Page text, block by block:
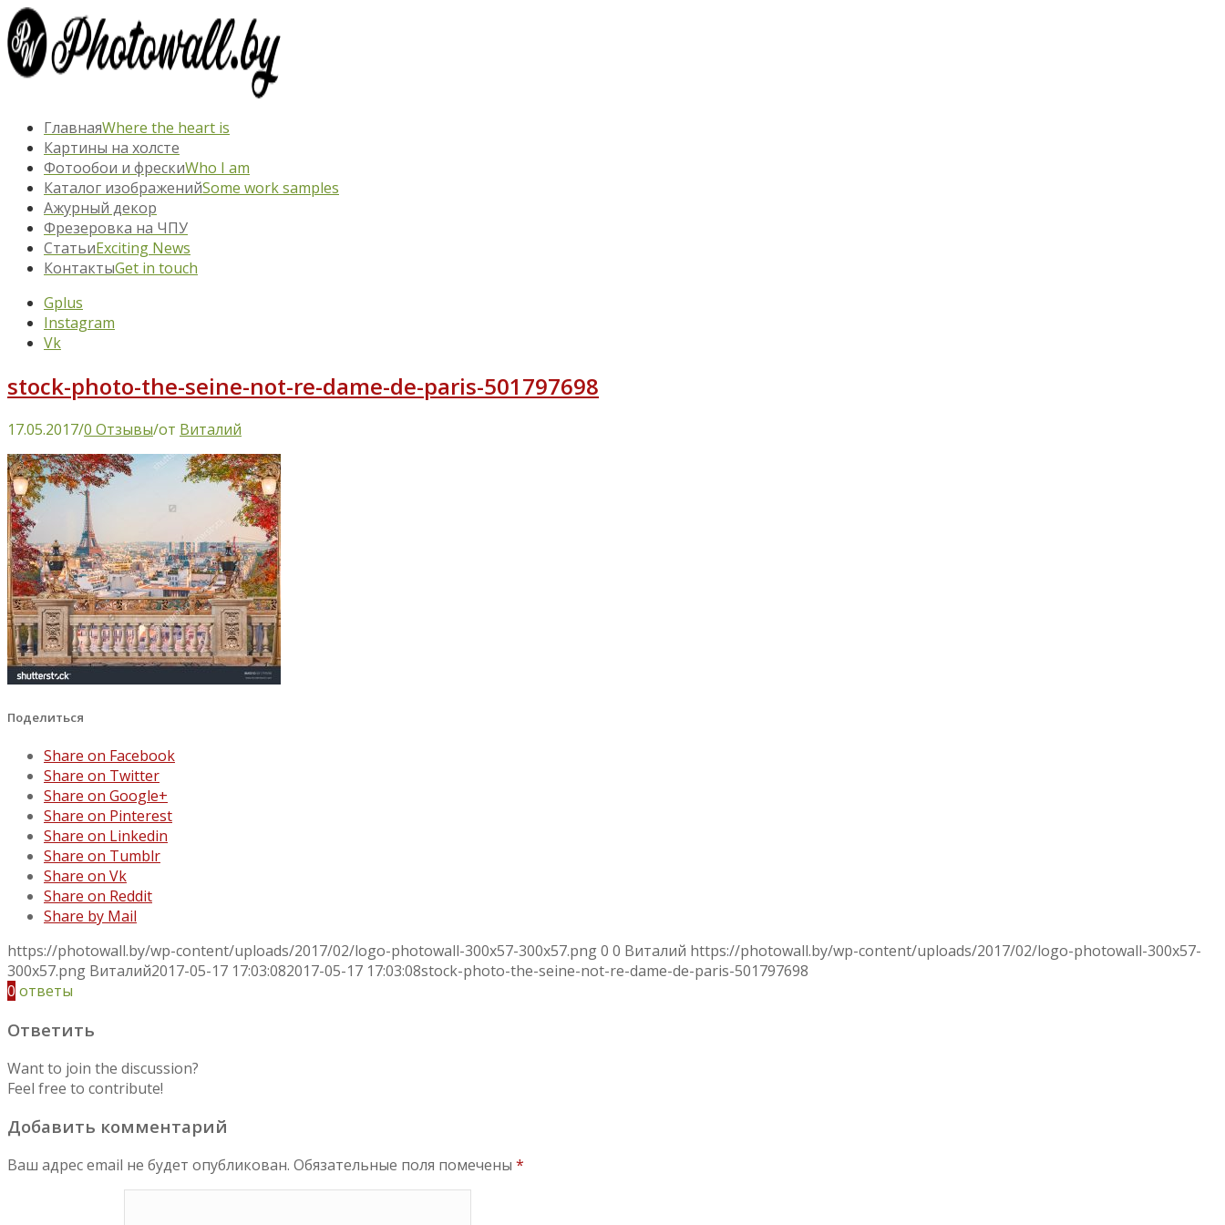
ГлавнаяWhere the heart is
Картины на холсте
Фотообои и фрескиWho I am
Каталог изображенийSome work samples
Ажурный декор
Фрезеровка на ЧПУ
СтатьиExciting News
КонтактыGet in touch
Gplus
Instagram
Vk
stock-photo-the-seine-not-re-dame-de-paris-501797698
17.05.2017/0 Отзывы/от Виталий
Поделиться
Share on Facebook
Share on Twitter
Share on Google+
Share on Pinterest
Share on Linkedin
Share on Tumblr
Share on Vk
Share on Reddit
Share by Mail
https://photowall.by/wp-content/uploads/2017/02/logo-photowall-300x57-300x57.png0 0 Виталий https://photowall.by/wp-content/uploads/2017/02/logo-photowall-300x57-
300x57.png Виталий2017-05-17 17:03:082017-05-17 17:03:08stock-photo-the-seine-not-re-dame-de-paris-501797698
0 ответы
Ответить
Want to join the discussion?
Feel free to contribute!
Добавить комментарий
Ваш адрес email не будет опубликован. Обязательные поля помечены *